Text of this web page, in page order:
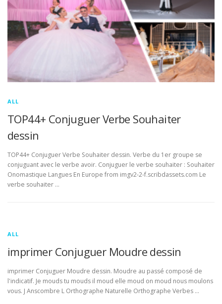
ALL
TOP44+ Conjuguer Verbe Souhaiter
dessin
TOP44+ Conjuguer Verbe Souhaiter dessin. Verbe du 1er groupe se
conjuguant avec le verbe avoir. Conjuguer le verbe souhaiter : Souhaiter
Onomastique Langues En Europe from imgv2-2-f.scribdassets.com Le
verbe souhaiter …
ALL
imprimer Conjuguer Moudre dessin
imprimer Conjuguer Moudre dessin. Moudre au passé composé de
l'indicatif. Je mouds tu mouds il moud elle moud on moud nous moulons
vous. J Anscombre L Orthographe Naturelle Orthographe Verbes …